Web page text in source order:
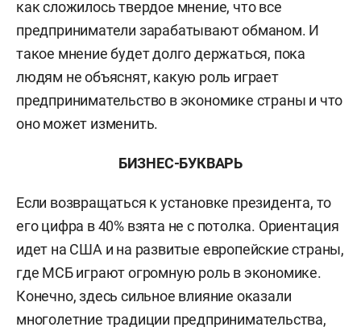
как сложилось твердое мнение, что все
предприниматели зарабатывают обманом. И
такое мнение будет долго держаться, пока
людям не объяснят, какую роль играет
предпринимательство в экономике страны и что
оно может изменить.
БИЗНЕС-БУКВАРЬ
Если возвращаться к установке президента, то
его цифра в 40% взята не с потолка. Ориентация
идет на США и на развитые европейские страны,
где МСБ играют огромную роль в экономике.
Конечно, здесь сильное влияние оказали
многолетние традиции предпринимательства,